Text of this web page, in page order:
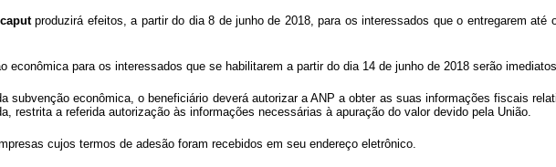
caputproduzirá efeitos, a partir do dia 8 de junho de 2018, para os interessados que o entregarem
econômica para os interessados que se habilitarem a partir do dia 14 de junho de 2018 serão
subvenção econômica, o beneficiário deverá autorizar a ANP a obter as suas informações fiscais
restrita a referida autorização às informações necessárias à apuração do valor devido pela União.
cujos termos de adesão foram recebidos em seu endereço eletrônico.